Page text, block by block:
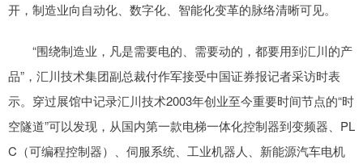
开，制造业向自动化、数字化、智能化变革的脉络清晰可见。
“围绕制造业，凡是需要电的、需要动的，都要用到汇川的产
品”，汇川技术集团副总裁付作军接受中国证券报记者采访时表
示。穿过展馆中记录汇川技术2003年创业至今重要时间节点的“时
空隧道”可以发现，从国内第一款电梯一体化控制器到变频器、PL
C（可编程控制器）、伺服系统、工业机器人、新能源汽车电机